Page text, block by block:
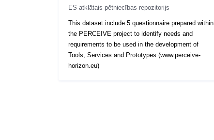
ES atklātais pētniecības repozitorijs
This dataset include 5 questionnaire prepared within
the PERCEIVE project to identify needs and
requirements to be used in the development of
Tools, Services and Prototypes (www.perceive-
horizon.eu)